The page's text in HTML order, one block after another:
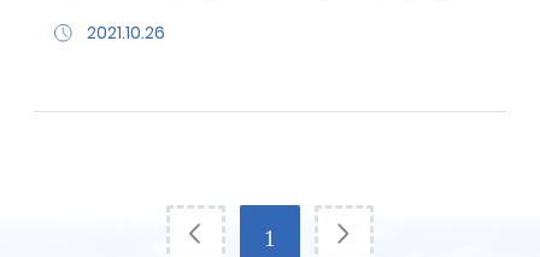
2021.10.26
1